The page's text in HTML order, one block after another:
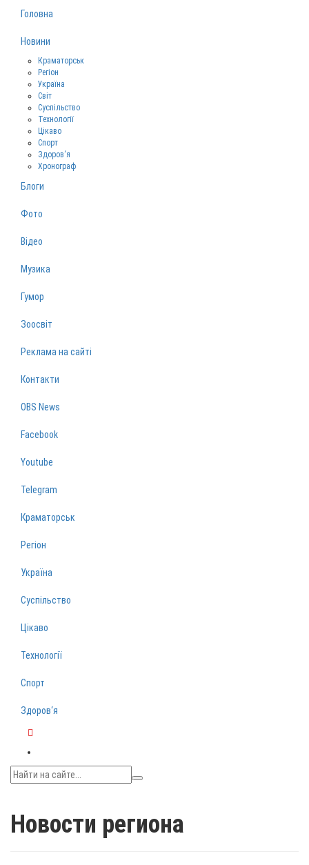
Головна
Новини
Краматорськ
Регіон
Україна
Світ
Суспільство
Технології
Цікаво
Спорт
Здоров‘я
Хронограф
Блоги
Фото
Відео
Музика
Гумор
Зоосвіт
Реклама на сайті
Контакти
OBS News
Facebook
Youtube
Telegram
Краматорськ
Регіон
Україна
Суспільство
Цікаво
Технології
Спорт
Здоров‘я
Новости региона